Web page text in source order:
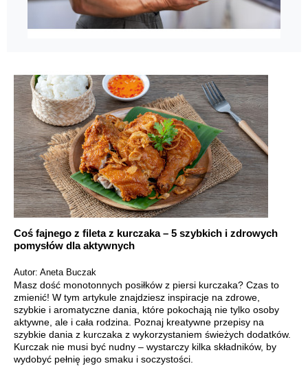
Coś fajnego z fileta z kurczaka – 5 szybkich i zdrowych
pomysłów dla aktywnych
Autor: Aneta Buczak
Masz dość monotonnych posiłków z piersi kurczaka? Czas to
zmienić! W tym artykule znajdziesz inspiracje na zdrowe,
szybkie i aromatyczne dania, które pokochają nie tylko osoby
aktywne, ale i cała rodzina. Poznaj kreatywne przepisy na
szybkie dania z kurczaka z wykorzystaniem świeżych dodatków.
Kurczak nie musi być nudny – wystarczy kilka składników, by
wydobyć pełnię jego smaku i soczystości.